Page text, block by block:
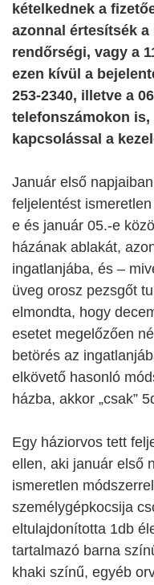
kételkednek a
azonnal értesítsék
rendőrségi, vagy a
ezen kívül a
253-2340, illetve a
telefonszámokon
kapcsolással a
Január első
feljelentést
e és január 05.-e
házának ablakát,
ingatlanjába, és –
üveg orosz pezsgőt
elmondta, hogy
esetet megelőzően
betörés az
elkövető hasonló
házba, akkor „csak”
Egy háziorvos tett
ellen, aki január első
ismeretlen
személygépkocsija
eltulajdonította 1db
tartalmazó barna
khaki színű, egyéb